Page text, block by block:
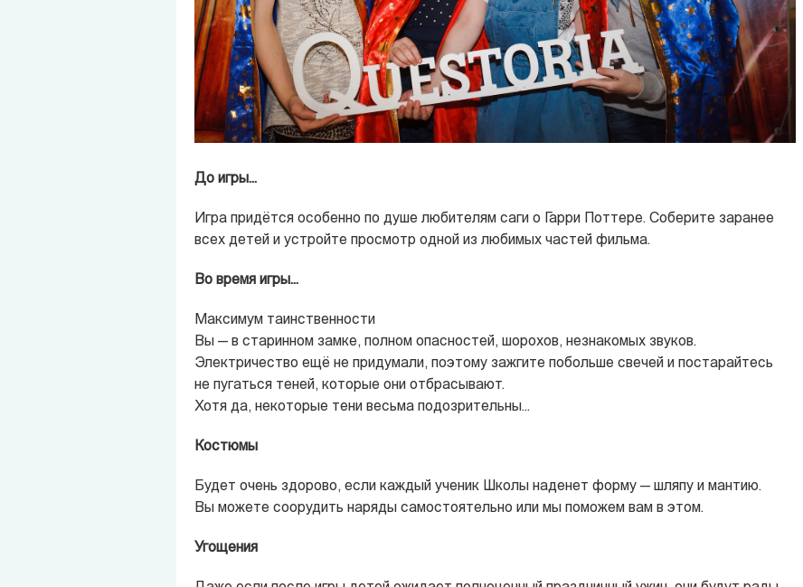
До игры...
Игра придётся особенно по душе любителям саги о Гарри Поттере. Соберите заранее
всех детей и устройте просмотр одной из любимых частей фильма.
Во время игры...
Максимум таинственности
Вы — в старинном замке, полном опасностей, шорохов, незнакомых звуков.
Электричество ещё не придумали, поэтому зажгите побольше свечей и постарайтесь
не пугаться теней, которые они отбрасывают.
Хотя да, некоторые тени весьма подозрительны...
Костюмы
Будет очень здорово, если каждый ученик Школы наденет форму — шляпу и мантию.
Вы можете соорудить наряды самостоятельно или мы поможем вам в этом.
Угощения